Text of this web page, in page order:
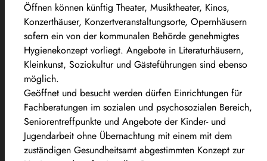
Öffnen können künftig Theater, Musiktheater, Kinos,
Konzerthäuser, Konzertveranstaltungsorte, Opernhäusern
sofern ein von der kommunalen Behörde genehmigtes
Hygienekonzept vorliegt. Angebote in Literaturhäusern,
Kleinkunst, Soziokultur und Gästeführungen sind ebenso
möglich.
Geöffnet und besucht werden dürfen Einrichtungen für
Fachberatungen im sozialen und psychosozialen Bereich,
Seniorentreffpunkte und Angebote der Kinder- und
Jugendarbeit ohne Übernachtung mit einem mit dem
zuständigen Gesundheitsamt abgestimmten Konzept zur